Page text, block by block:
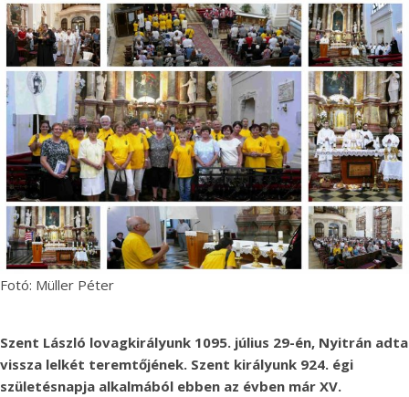
Fotó: Müller Péter
Szent László lovagkirályunk 1095. július 29-én, Nyitrán adta
vissza lelkét teremtőjének. Szent királyunk 924. égi
születésnapja alkalmából ebben az évben már XV.